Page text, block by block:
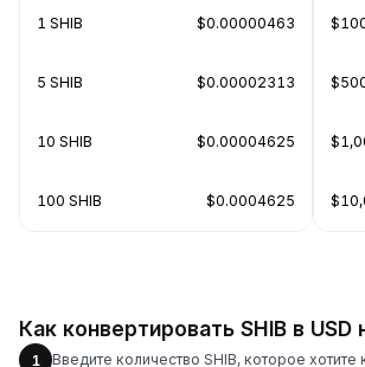
1 SHIB $0.00000463
5 SHIB $0.00002313
10 SHIB $0.00004625
100 SHIB $0.0004625
Как конвертировать SHIB в USD
1 Введите количество SHIB, которое хотите